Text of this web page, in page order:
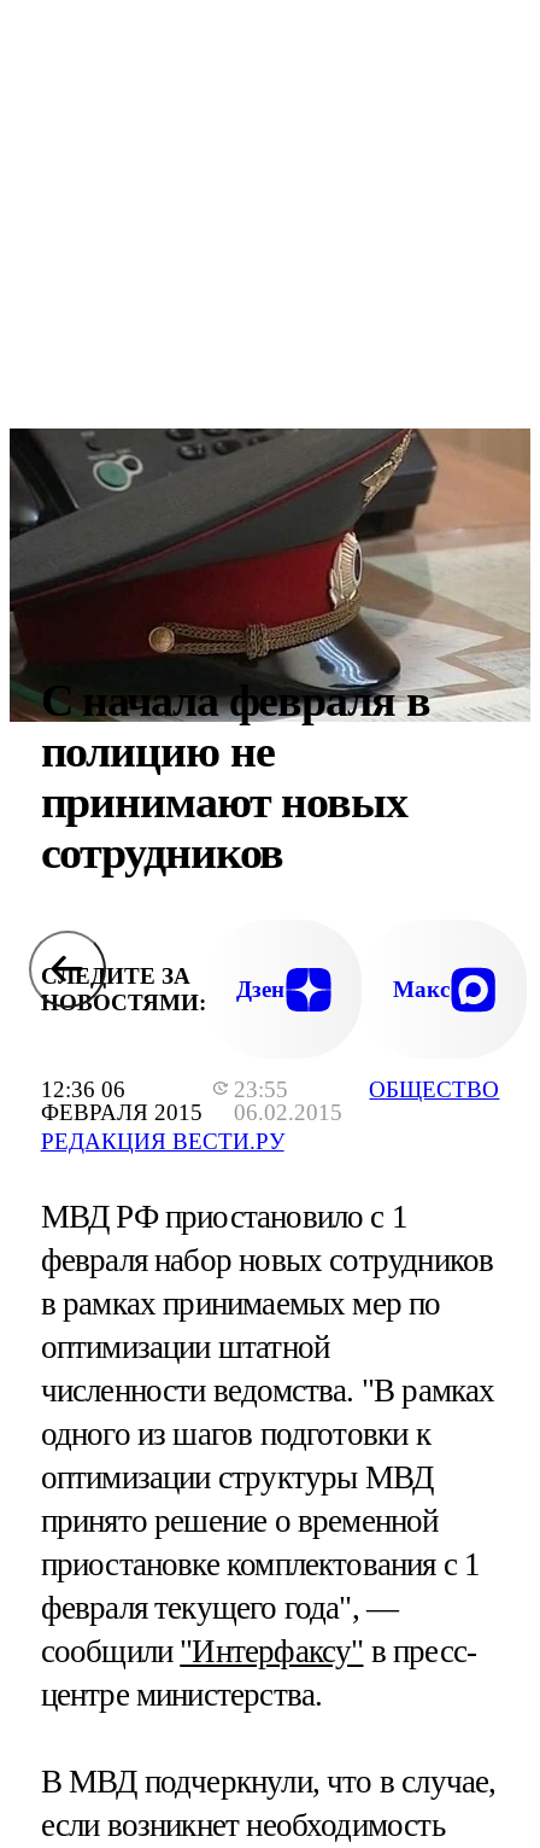
12:36 06
ФЕВРАЛЯ 2015
23:55
06.02.2015
РЕДАКЦИЯ ВЕСТИ.РУ
ОБЩЕСТВО
С начала февраля в
полицию не
принимают новых
сотрудников
СЛЕДИТЕ ЗА
НОВОСТЯМИ:
Дзен Макс
МВД РФ приостановило с 1
февраля набор новых сотрудников
в рамках принимаемых мер по
оптимизации штатной
численности ведомства. "В рамках
одного из шагов подготовки к
оптимизации структуры МВД
принято решение о временной
приостановке комплектования с 1
февраля текущего года", —
сообщили "Интерфаксу" в пресс-
центре министерства.
В МВД подчеркнули, что в случае,
если возникнет необходимость